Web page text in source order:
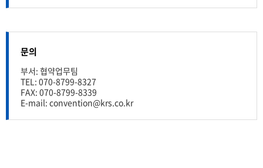
문의
부서: 협약업무팀
TEL: 070-8799-8327
FAX: 070-8799-8339
E-mail: convention@krs.co.kr